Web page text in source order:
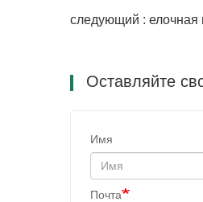
следующий : елочная
Оставляйте
Имя
Почта